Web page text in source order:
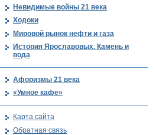
Невидимые войны 21 века
Ходоки
Мировой рынок нефти и газа
История Ярославовых. Камень и
вода
Афоризмы 21 века
«Умное кафе»
Карта сайта
Обратная связь